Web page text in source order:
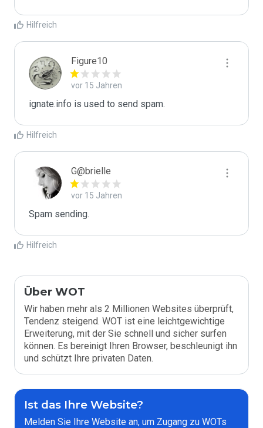
Hilfreich
Figure10
vor 15 Jahren
ignate.info is used to send spam.
Hilfreich
G@brielle
vor 15 Jahren
Spam sending.
Hilfreich
Über WOT
Wir haben mehr als 2 Millionen Websites überprüft,
Tendenz steigend. WOT ist eine leichtgewichtige
Erweiterung, mit der Sie schnell und sicher surfen
können. Es bereinigt Ihren Browser, beschleunigt ihn
und schützt Ihre privaten Daten.
Ist das Ihre Website?
Melden Sie Ihre Website an, um Zugang zu WOTs